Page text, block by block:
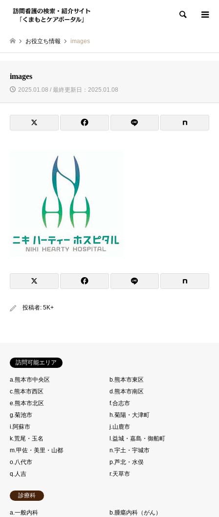
検索
お役立ち情報 images
images
2025.01.08 / 最終更新日：2025.01.08
投稿者: 5K+
訪問可能エリア
a.熊本市中央区
b.熊本市東区
c.熊本市西区
d.熊本市南区
e.熊本市北区
f.合志市
g.菊池市
h.菊陽・大津町
i.阿蘇市
j.山鹿市
k.荒尾・玉名
l.益城・嘉島・御船町
m.甲佐・美里・山都
n.宇土・宇城市
o.八代市
p.芦北・水俣
q.人吉
r.天草市
診療科
a.一般内科
b.腫瘍内科（がん）